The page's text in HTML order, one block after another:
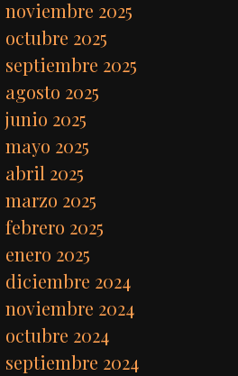
noviembre 2025
octubre 2025
septiembre 2025
agosto 2025
junio 2025
mayo 2025
abril 2025
marzo 2025
febrero 2025
enero 2025
diciembre 2024
noviembre 2024
octubre 2024
septiembre 2024